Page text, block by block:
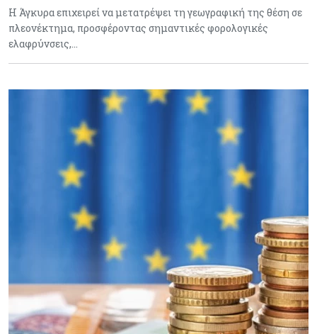
Η Άγκυρα επιχειρεί να μετατρέψει τη γεωγραφική της θέση σε
πλεονέκτημα, προσφέροντας σημαντικές φορολογικές
ελαφρύνσεις,…